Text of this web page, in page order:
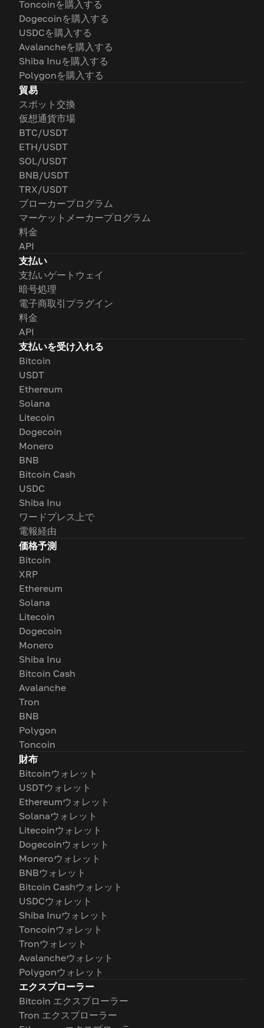
Toncoinを購入する
Dogecoinを購入する
USDCを購入する
Avalancheを購入する
Shiba Inuを購入する
Polygonを購入する
貿易
スポット交換
仮想通貨市場
BTC/USDT
ETH/USDT
SOL/USDT
BNB/USDT
TRX/USDT
ブローカープログラム
マーケットメーカープログラム
料金
API
支払い
支払いゲートウェイ
暗号処理
電子商取引プラグイン
料金
API
支払いを受け入れる
Bitcoin
USDT
Ethereum
Solana
Litecoin
Dogecoin
Monero
BNB
Bitcoin Cash
USDC
Shiba Inu
ワードプレス上で
電報経由
価格予測
Bitcoin
XRP
Ethereum
Solana
Litecoin
Dogecoin
Monero
Shiba Inu
Bitcoin Cash
Avalanche
Tron
BNB
Polygon
Toncoin
財布
Bitcoinウォレット
USDTウォレット
Ethereumウォレット
Solanaウォレット
Litecoinウォレット
Dogecoinウォレット
Moneroウォレット
BNBウォレット
Bitcoin Cashウォレット
USDCウォレット
Shiba Inuウォレット
Toncoinウォレット
Tronウォレット
Avalancheウォレット
Polygonウォレット
エクスプローラー
Bitcoin エクスプローラー
Tron エクスプローラー